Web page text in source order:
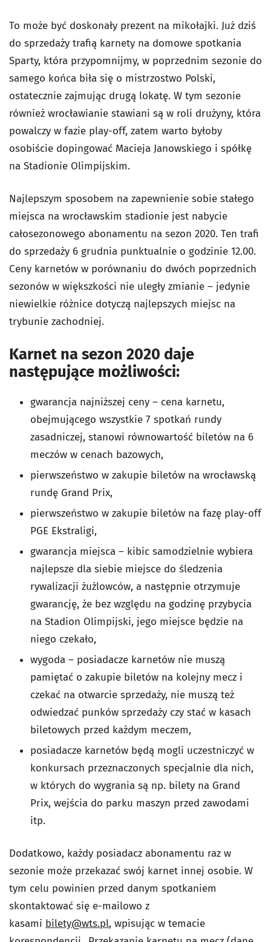
To może być doskonały prezent na mikołajki. Już dziś
do sprzedaży trafią karnety na domowe spotkania
Sparty, która przypomnijmy, w poprzednim sezonie do
samego końca biła się o mistrzostwo Polski,
ostatecznie zajmując drugą lokatę. W tym sezonie
również wrocławianie stawiani są w roli drużyny, która
powalczy w fazie play-off, zatem warto byłoby
osobiście dopingować Macieja Janowskiego i spółkę
na Stadionie Olimpijskim.
Najlepszym sposobem na zapewnienie sobie stałego
miejsca na wrocławskim stadionie jest nabycie
całosezonowego abonamentu na sezon 2020. Ten trafi
do sprzedaży 6 grudnia punktualnie o godzinie 12.00.
Ceny karnetów w porównaniu do dwóch poprzednich
sezonów w większkości nie uległy zmianie – jedynie
niewielkie różnice dotyczą najlepszych miejsc na
trybunie zachodniej.
Karnet na sezon 2020 daje
następujące możliwości:
gwarancja najniższej ceny – cena karnetu,
obejmującego wszystkie 7 spotkań rundy
zasadniczej, stanowi równowartość biletów na 6
meczów w cenach bazowych,
pierwszeństwo w zakupie biletów na wrocławską
rundę Grand Prix,
pierwszeństwo w zakupie biletów na fazę play-off
PGE Ekstraligi,
gwarancja miejsca – kibic samodzielnie wybiera
najlepsze dla siebie miejsce do śledzenia
rywalizacji żużlowców, a następnie otrzymuje
gwarancję, że bez względu na godzinę przybycia
na Stadion Olimpijski, jego miejsce będzie na
niego czekało,
wygoda – posiadacze karnetów nie muszą
pamiętać o zakupie biletów na kolejny mecz i
czekać na otwarcie sprzedaży, nie muszą też
odwiedzać punków sprzedaży czy stać w kasach
biletowych przed każdym meczem,
posiadacze karnetów będą mogli uczestniczyć w
konkursach przeznaczonych specjalnie dla nich,
w których do wygrania są np. bilety na Grand
Prix, wejścia do parku maszyn przed zawodami
itp.
Dodatkowo, każdy posiadacz abonamentu raz w
sezonie może przekazać swój karnet innej osobie. W
tym celu powinien przed danym spotkaniem
skontaktować się e-mailowo z
kasami bilety@wts.pl, wpisując w temacie